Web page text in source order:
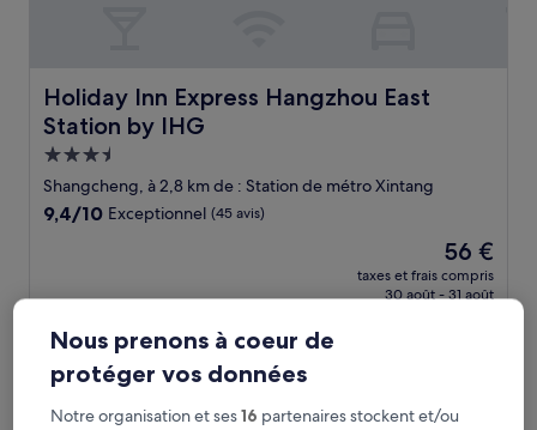
Holiday Inn Express Hangzhou East
Station by IHG
Holiday Inn Express Hangzhou East Station by IHG
Hébergement
3.5 étoiles
Shangcheng, à 2,8 km de : Station de métro Xintang
9.4
(45 avis)
9,4/10 Exceptionnel (45 avis)
Le
nouveau
prix
56 €
taxes et frais compris
30 août - 31 août
SSAW Boutique Hotel Hangzhou East Railway Station -
Nous prenons à coeur de
protéger vos données
Notre organisation et ses16 partenaires stockent et/ou